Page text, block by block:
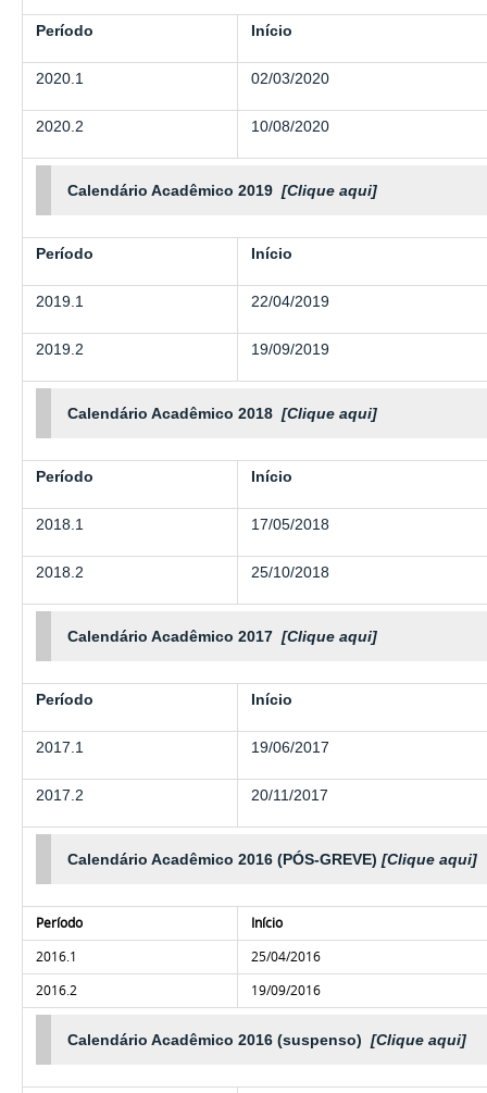
Período Início
2020.1 02/03/2020
2020.2 10/08/2020
Calendário Acadêmico 2019 [Clique aqui]
Período Início
2019.1 22/04/2019
2019.2 19/09/2019
Calendário Acadêmico 2018 [Clique aqui]
Período Início
2018.1 17/05/2018
2018.2 25/10/2018
Calendário Acadêmico 2017 [Clique aqui]
Período Início
2017.1 19/06/2017
2017.2 20/11/2017
Calendário Acadêmico 2016 (PÓS-GREVE)[Clique aqui]
Período
Início
2016.1
25/04/2016
2016.2
19/09/2016
Calendário Acadêmico 2016 (suspenso) [Clique aqui]